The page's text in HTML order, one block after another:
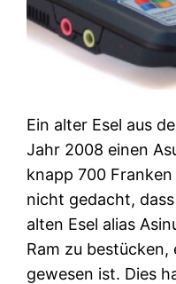
Ein alter Esel aus
Jahr 2008 einen
knapp 700
nicht gedacht,
alten Esel alias
Ram zu
gewesen ist. Dies